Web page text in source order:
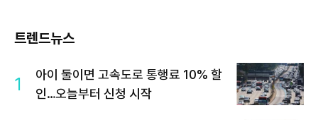
트렌드뉴스
1
아이 둘이면 고속도로 통행료 10% 할
인…오늘부터 신청 시작